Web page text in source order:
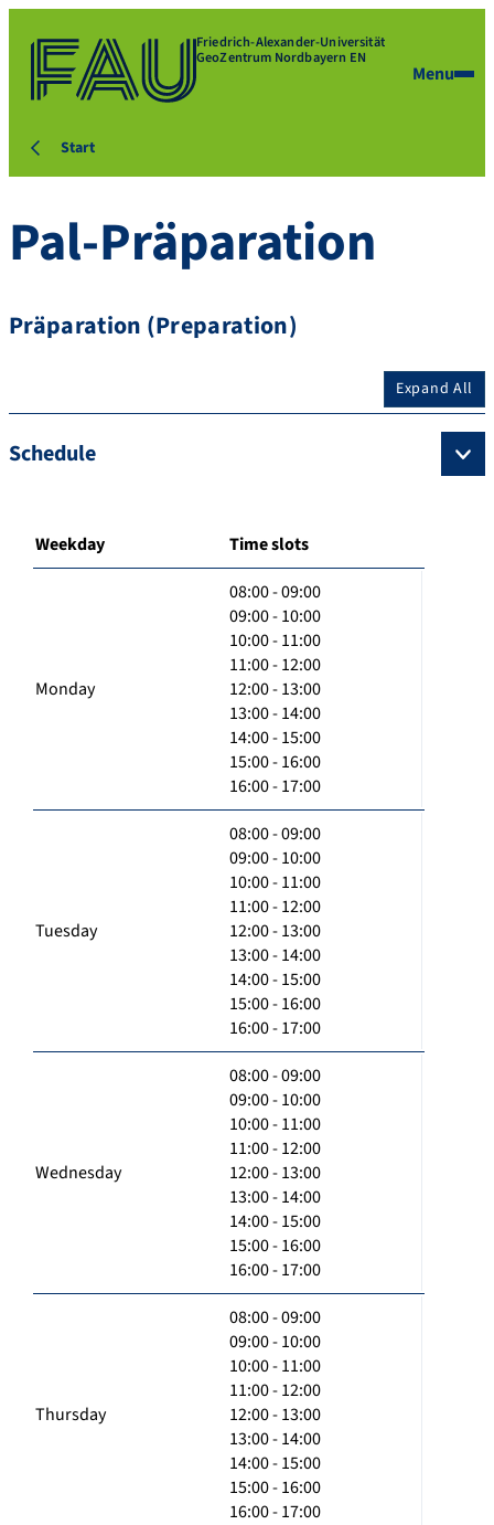
Friedrich-Alexander-Universität
GeoZentrum Nordbayern EN
Menu
Start
Pal-Präparation
Präparation (Preparation)
Expand All
Schedule
Weekday Time slots
Monday
08:00 - 09:00
09:00 - 10:00
10:00 - 11:00
11:00 - 12:00
12:00 - 13:00
13:00 - 14:00
14:00 - 15:00
15:00 - 16:00
16:00 - 17:00
Tuesday
08:00 - 09:00
09:00 - 10:00
10:00 - 11:00
11:00 - 12:00
12:00 - 13:00
13:00 - 14:00
14:00 - 15:00
15:00 - 16:00
16:00 - 17:00
Wednesday
08:00 - 09:00
09:00 - 10:00
10:00 - 11:00
11:00 - 12:00
12:00 - 13:00
13:00 - 14:00
14:00 - 15:00
15:00 - 16:00
16:00 - 17:00
Thursday
08:00 - 09:00
09:00 - 10:00
10:00 - 11:00
11:00 - 12:00
12:00 - 13:00
13:00 - 14:00
14:00 - 15:00
15:00 - 16:00
16:00 - 17:00